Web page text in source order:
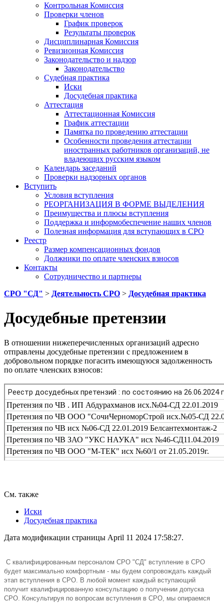
Контрольная Комиссия
Проверки членов
График проверок
Результаты проверок
Дисциплинарная Комиссия
Ревизионная Комиссия
Законодательство и надзор
Законодательство
Судебная практика
Иски
Досудебная практика
Аттестация
Аттестационная Комиссия
График аттестации
Памятка по проведению аттестации
Особенности проведения аттестации
иностранных работников организаций, не
владеющих русским языком
Календарь заседаний
Проверки надзорных органов
Вступить
Условия вступления
РЕОРГАНИЗАЦИЯ В ФОРМЕ ВЫДЕЛЕНИЯ
Преимущества и плюсы вступления
Поддержка и информобеспечение наших членов
Полезная информация для вступающих в СРО
Реестр
Размер компенсационных фондов
Должники по оплате членских взносов
Контакты
Сотрудничество и партнеры
СРО "СД" > Деятельность СРО > Досудебная практика
Досудебные претензии
В отношении нижеперечисленных организаций адресно
отправлены досудебные претензии с предложением в
добровольном порядке погасить имеющуюся задолженность
по оплате членских взносов:
См. также
Иски
Досудебная практика
Дата модификации страницы April 11 2024 17:58:27.
C квалифицированным персоналом СРО "СД" вступление в СРО
будет максимально комфортным - мы будем сопровождать каждый
этап вступления в СРО. В любой момент каждый вступающий
получит квалифицированную консультацию о получении допуска
СРО. Консультируя по вопросам вступления в СРО, мы опираемся